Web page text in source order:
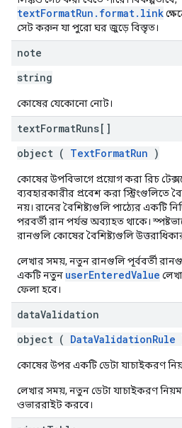
textFormatRun.format.link
সেট করুন যা পুরো ঘর জুড়ে বিস্তৃত।
note
string
কোষের যেকোনো নোট।
textFormatRuns[]
object ( TextFormatRun )
কোষের উপবিভাগে প্রয়োগ করা রিচ
ব্যবহারকারীর প্রবেশ করা স্ট্রিংগুলিতে
নয়। রানের বৈশিষ্ট্যগুলি পাঠ্যের একটি
পরবর্তী রান পর্যন্ত অব্যাহত থাকে।
রানগুলি কোষের বৈশিষ্ট্যগুলি
লেখার সময়, নতুন রানগুলি পূর্ববর্তী
একটি নতুন userEnteredValue
ফেলা হবে।
dataValidation
object ( DataValidationRule
কোষের উপর একটি ডেটা যাচাইকরণ
লেখার সময়, নতুন ডেটা যাচাইকরণ
ওভাররাইট করবে।